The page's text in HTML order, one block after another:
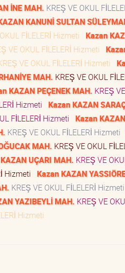
İNE MAH. KREŞ VE OKUL
KANUNİ SULTAN
FİLELERİ Hizmeti
Kazan
VE OKUL FİLELERİ Hizmeti
VE OKUL FİLELERİ Hizmeti
MAH. KREŞ VE OKUL
KAZAN PEÇENEK MAH. KREŞ
Hizmeti Kazan KAZAN
FİLELERİ Hizmeti
Kazan
KREŞ VE OKUL FİLELERİ Hizmeti
MAH. KREŞ VE OKUL
UÇARI MAH. KREŞ VE
Hizmeti Kazan KAZAN
KREŞ VE OKUL FİLELERİ Hizmeti
YAZIBEYLİ MAH. KREŞ VE
Hizmeti